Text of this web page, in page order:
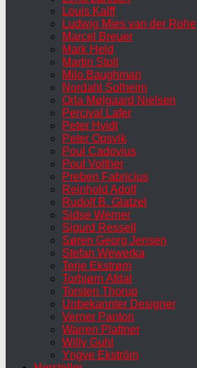
Louis Kalff
Ludwig Mies van der Rohe
Marcel Breuer
Mark Held
Martin Stoll
Milo Baughman
Nordahl Solheim
Orla Mølgaard Nielsen
Percival Lafer
Peter Hvidt
Peter Opsvik
Poul Cadovius
Poul Volther
Preben Fabricius
Reinhold Adolf
Rudolf B. Glatzel
Sidse Werner
Sigurd Ressell
Søren Georg Jensen
Stefan Wewerka
Terje Ekstrøm
Torbjørn Afdal
Torsten Thorup
Unbekannter Designer
Verner Panton
Warren Plattner
Willy Guhl
Yngve Ekström